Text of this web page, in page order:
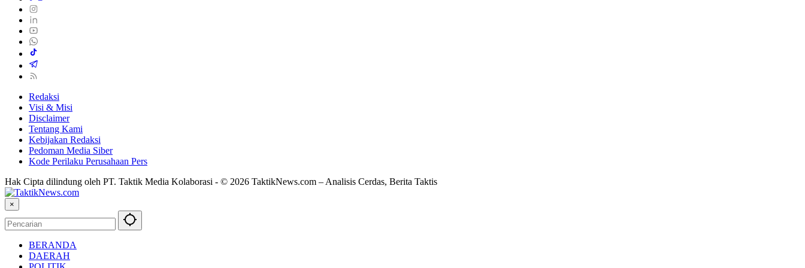
Redaksi
Visi & Misi
Disclaimer
Tentang Kami
Kebijakan Redaksi
Pedoman Media Siber
Kode Perilaku Perusahaan Pers
Hak Cipta dilindung oleh PT. Taktik Media Kolaborasi - © 2026 TaktikNews.com – Analisis Cerdas, Berita Taktis
×
BERANDA
DAERAH